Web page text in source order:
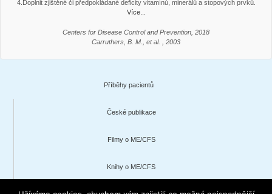
4.Doplnit zjištěné či předpokládané deficity vitamínů, minerálů a stopových prvků.
Více...
Centers for Disease Control and Prevention, 2018
Carruthers, B. M., et al. , 2003
Příběhy pacientů
České publikace
Filmy o ME/CFS
Knihy o ME/CFS